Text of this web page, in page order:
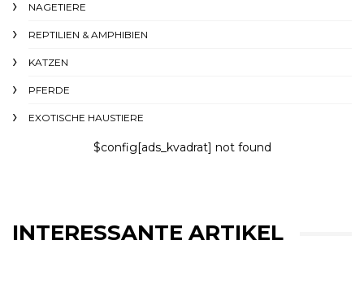
NAGETIERE
REPTILIEN & AMPHIBIEN
KATZEN
PFERDE
EXOTISCHE HAUSTIERE
$config[ads_kvadrat] not found
INTERESSANTE ARTIKEL